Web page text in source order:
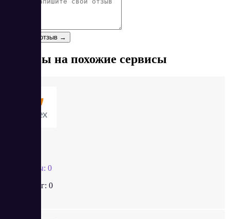
Оставить отзыв →
Отзывы на похожие сервисы
Отзывы: 0
Рейтинг: 0